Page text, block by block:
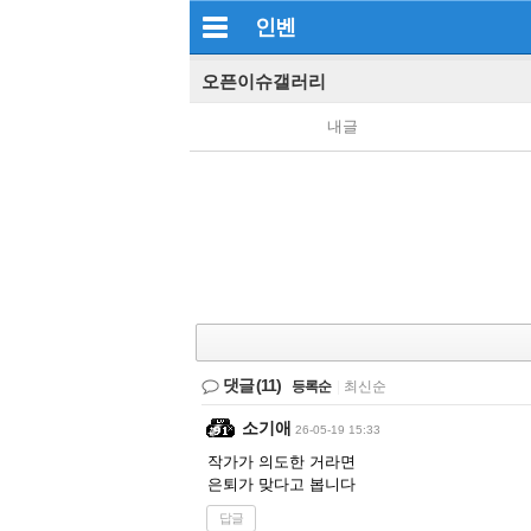
인벤
오픈이슈갤러리
내글
댓글(11) 등록순 최신순
소기애 26-05-19 15:33
작가가 의도한 거라면
은퇴가 맞다고 봅니다
답글